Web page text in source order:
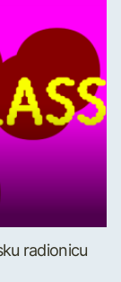
radionicu